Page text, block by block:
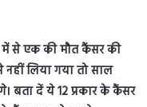
में से एक की मौत कैंसर की
लिया गया तो साल
बता दें ये 12 प्रकार के कैंसर